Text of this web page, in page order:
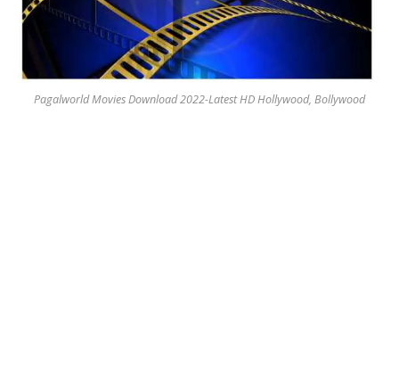
Pagalworld Movies Download 2022-Latest HD Hollywood, Bollywood